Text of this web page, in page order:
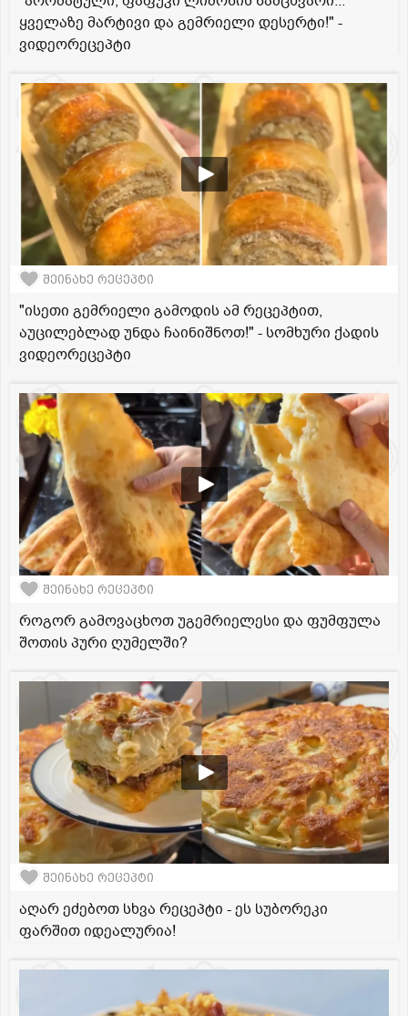
ყველაზე მარტივი და გემრიელი დესერტი!" -
ვიდეორეცეპტი
შეინახე რეცეპტი
"ისეთი გემრიელი გამოდის ამ რეცეპტით,
აუცილებლად უნდა ჩაინიშნოთ!" - სომხური ქადის
ვიდეორეცეპტი
შეინახე რეცეპტი
როგორ გამოვაცხოთ უგემრიელესი და ფუმფულა
შოთის პური ღუმელში?
შეინახე რეცეპტი
აღარ ეძებოთ სხვა რეცეპტი - ეს სუბორეკი
ფარშით იდეალურია!